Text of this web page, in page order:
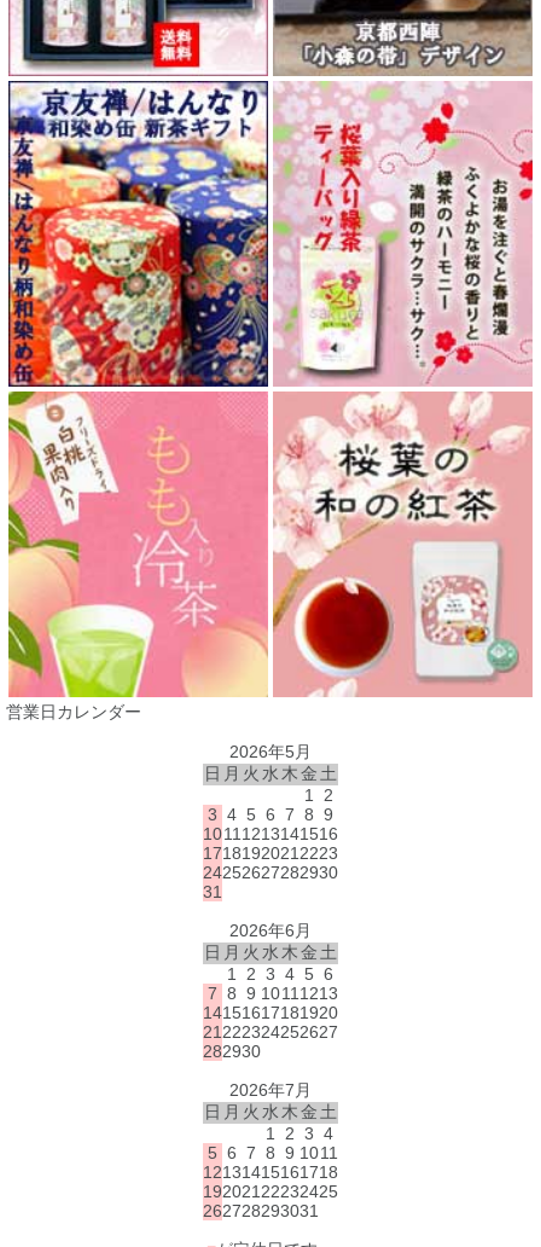
営業日カレンダー
2026年5月
日 月 火 水 木金 土
1
2
3 4 5 6 7 8 9
1011 1213141516
1718192021 2223
24252627282930
31
2026年6月
日 月 火 水 木金 土
1
2 3 4 5 6
7 8 9 1011 1213
14151617181920
21 222324252627
282930
2026年7月
日 月 火 水 木金 土
1
2 3 4
5 6 7 8 9 1011
12131415161718
192021 22232425
262728293031